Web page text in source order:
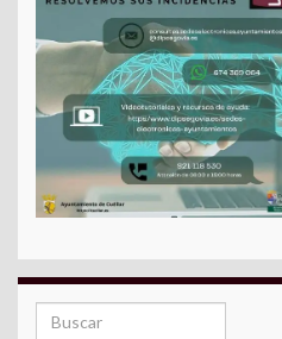
Search for: